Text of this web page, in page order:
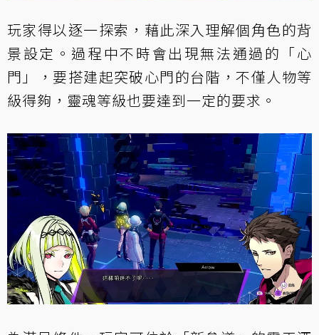
玩家得以逐一探索，藉此深入理解個角色的背
景設定。過程中不時會出現無法通過的「心
門」，要搭建起突破心門的台階，不僅人物等
級得夠，靈魂等級也要達到一定的要求。